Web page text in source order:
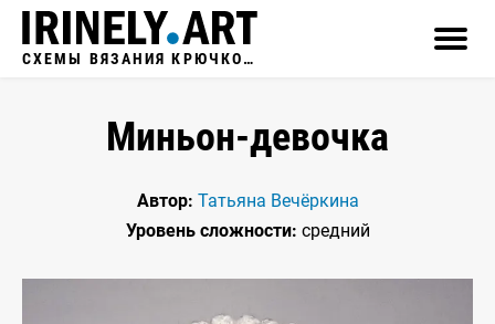
СХЕМЫ ВЯЗАНИЯ КРЮЧКОМ
Миньон-девочка
Автор: Татьяна Вечёркина
Уровень сложности: средний